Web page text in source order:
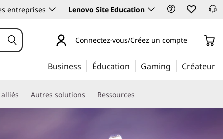
entreprises Lenovo Site Education
Connectez-vous/Créez un compte
Business Éducation Gaming Créateur
Autres solutions Ressources